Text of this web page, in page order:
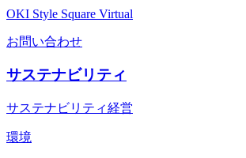
OKI Style Square Virtual
お問い合わせ
サステナビリティ
サステナビリティ経営
環境